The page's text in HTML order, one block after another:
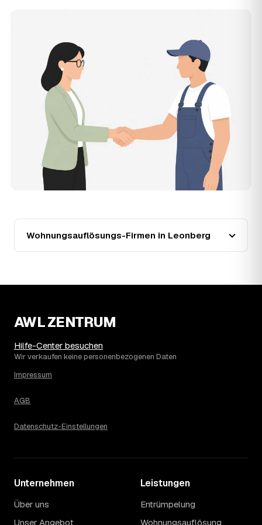
den genauen Festpreis nennt Ihnen der Partner nach
kurzer Beschreibung.
Werden Wohnungsauflösungen in Leonberg
teurer?
Seit 2020 verlief die Preisentwicklung in Leonberg
steigend (+9 %), mit dem bisherigen Höchststand im Jahr
2022. Eine Prognose lässt sich daraus nicht ableiten,
aber wer frühzeitig anfragt, sichert sich das aktuelle
Preisniveau als Festpreis — unabhängig von der weiteren
Marktentwicklung.
Warum liegt die Preisspanne zwischen 750 und
2.830 € in Leonberg?
Die Spanne ergibt sich vor allem aus Wohnfläche und
liegt eher am unteren Ende, eine voll eingerichtete
Wohnung mit Etage ohne Aufzug oder viel Sperrmüll eher
am oberen. Anrechenbare Wertgegenstände senken den
Endpreis zusätzlich. Den genauen Betrag für Ihre
Wohnungsauflösungs-Firmen in Leonberg
AWL ZENTRUM
Hilfe-Center besuchen
Wir verkaufen keine personenbezogenen Daten
Impressum
AGB
Datenschutz-Einstellungen
Unternehmen
Über uns
Unser Angebot
Leistungen
Entrümpelung
Wohnungsauflösung